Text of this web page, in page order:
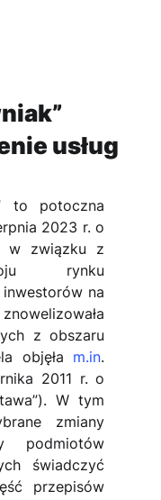
usług
to potoczna
2023 r. o
w związku z
rynku
na
z obszaru
objęła m.in.
2011 r. o
W tym
zmiany
podmiotów
świadczyć
przepisów